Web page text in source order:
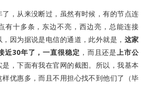
，从来没断过，虽然有时候，有的节点连
有十多条，东边不亮，西边亮，总能连接
因为据说是电信的通道，此外就是， 这家
近30年了，一直很稳定 ，而且还是上市公
是，下面有我在官网的截图。所以，我基本
优惠多，而且不用担心找不到他们了（毕